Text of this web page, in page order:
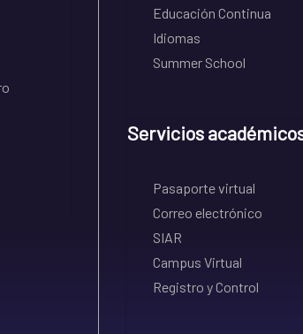
Educación Continua
Idiomas
Summer School
Servicios
Pasaporte virtual
Correo electrónico
SIAR
Campus Virtual
Registro y Control